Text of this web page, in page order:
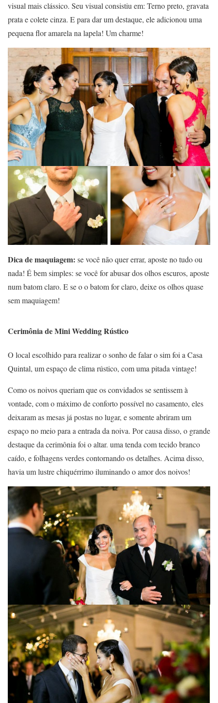
visual mais clássico. Seu visual consistiu em: Terno preto, gravata
prata e colete cinza. E para dar um destaque, ele adicionou uma
pequena flor amarela na lapela! Um charme!
Dica de maquiagem: se você não quer errar, aposte no tudo ou
nada! É bem simples: se você for abusar dos olhos escuros, aposte
num batom claro. E se o o batom for claro, deixe os olhos quase
sem maquiagem!
Cerimônia de Mini Wedding Rústico
O local escolhido para realizar o sonho de falar o sim foi a Casa
Quintal, um espaço de clima rústico, com uma pitada vintage!
Como os noivos queriam que os convidados se sentissem à
vontade, com o máximo de conforto possível no casamento, eles
deixaram as mesas já postas no lugar, e somente abriram um
espaço no meio para a entrada da noiva. Por causa disso, o grande
destaque da cerimônia foi o altar. uma tenda com tecido branco
caído, e folhagens verdes contornando os detalhes. Acima disso,
havia um lustre chiquérrimo iluminando o amor dos noivos!